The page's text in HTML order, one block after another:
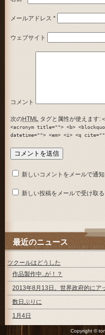
メールアドレス*
ウェブサイト
コメント
次のHTML タグと属性が使えます:
<acronym title=""> <b>
datetime=""> <em> <i> <q
新しいコメントをメールで通知
新しい投稿をメールで受け取る
最近のニュース
ツクールはどうした
作品製作中..が！？
2013年8月13日。世界政府的にア
数日ぶりに
1月4日
Copyright ©